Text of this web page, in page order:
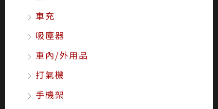
車充
吸塵器
車內/外用品
打氣機
手機架